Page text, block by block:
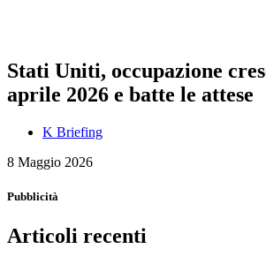
Stati Uniti, occupazione
aprile 2026 e batte le attese
K Briefing
8 Maggio 2026
Pubblicità
Articoli recenti